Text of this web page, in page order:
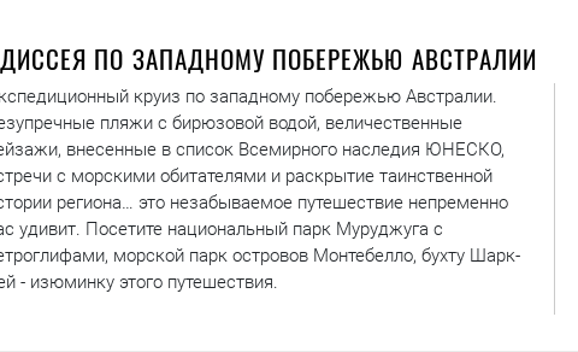
ПО ЗАПАДНОМУ ПОБЕРЕЖЬЮ АВСТРАЛИИ
круиз по западному побережью Австралии.
пляжи с бирюзовой водой, величественные
внесенные в список Всемирного наследия ЮНЕСКО,
с морскими обитателями и раскрытие таинственной
региона… это незабываемое путешествие непременно
удивит. Посетите национальный парк Муруджуга с
морской парк островов Монтебелло, бухту Шарк-
- изюминку этого путешествия.